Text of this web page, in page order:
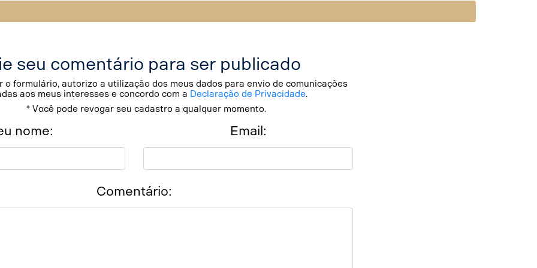
seu comentário para ser publicado
o formulário, autorizo a utilização dos meus dados para envio de comunicações
aos meus interesses e concordo com a Declaração de Privacidade.
* Você pode revogar seu cadastro a qualquer momento.
nome: Email:
Comentário: